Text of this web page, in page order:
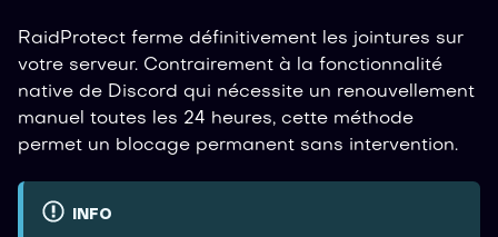
RaidProtect ferme définitivement les jointures sur
votre serveur. Contrairement à la fonctionnalité
native de Discord qui nécessite un renouvellement
manuel toutes les 24 heures, cette méthode
permet un blocage permanent sans intervention.
INFO